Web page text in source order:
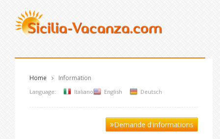
Home Information
Language: Italiano English Deutsch
Demande d'informations